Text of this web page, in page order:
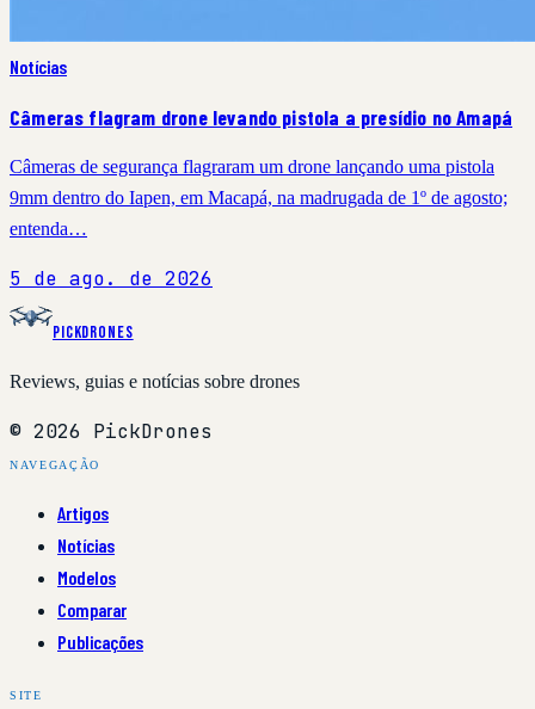
Notícias
Câmeras flagram drone levando pistola a presídio no Amapá
Câmeras de segurança flagraram um drone lançando uma pistola
9mm dentro do Iapen, em Macapá, na madrugada de 1º de agosto;
entenda…
5 de ago. de 2026
PickDrones
Reviews, guias e notícias sobre drones
© 2026 PickDrones
NAVEGAÇÃO
Artigos
Notícias
Modelos
Comparar
Publicações
SITE